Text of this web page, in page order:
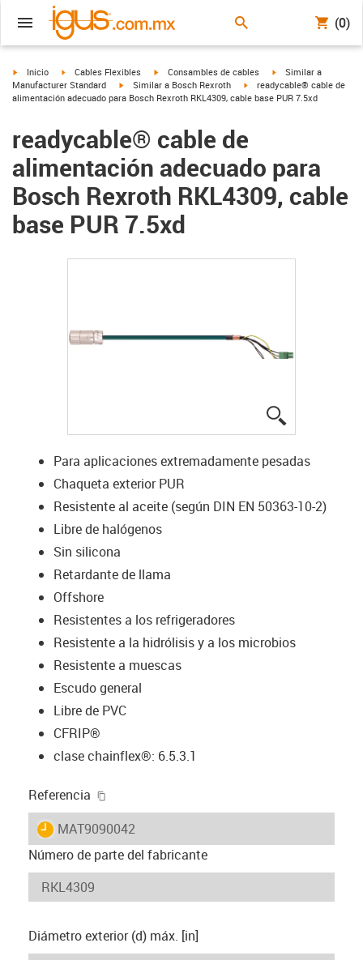
(0)
igus-icon-arrow-right
Inicio igus-icon-arrow-right
Cables Flexibles igus-icon-arrow-right
Consambles de cables igus-icon-arrow-right
Similar a
Manufacturer Standard
igus-icon-arrow-right
Similar a Bosch Rexroth igus-icon-arrow-right
readycable® cable de
alimentación adecuado para Bosch Rexroth RKL4309, cable base PUR 7.5xd
readycable® cable de
alimentación adecuado para
Bosch Rexroth RKL4309, cable
base PUR 7.5xd
Para aplicaciones extremadamente pesadas
Chaqueta exterior PUR
Resistente al aceite (según DIN EN 50363-10-2)
Libre de halógenos
Sin silicona
Retardante de llama
Offshore
Resistentes a los refrigeradores
Resistente a la hidrólisis y a los microbios
Resistente a muescas
Escudo general
Libre de PVC
CFRIP®
clase chainflex®: 6.5.3.1
Referencia
igus-icon-lieferzeit
MAT9090042
Número de parte del fabricante
Diámetro exterior (d) máx. [in]